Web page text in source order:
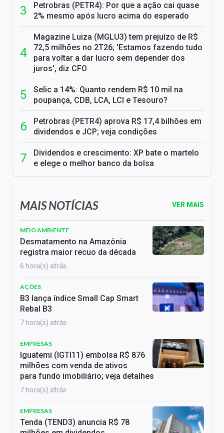
Petrobras (PETR4): Por que a ação cai quase
2% mesmo após lucro acima do esperado
Magazine Luiza (MGLU3) tem prejuízo de R$
72,5 milhões no 2T26; 'Estamos fazendo tudo
para voltar a dar lucro sem depender dos
juros', diz CFO
Selic a 14%: Quanto rendem R$ 10 mil na
poupança, CDB, LCA, LCI e Tesouro?
Petrobras (PETR4) aprova R$ 17,4 bilhões em
dividendos e JCP; veja condições
Dividendos e crescimento: XP bate o martelo
e elege o melhor banco da bolsa
MAIS NOTÍCIAS VER MAIS
MEIO AMBIENTE
Desmatamento na Amazônia
registra maior recuo da década
6 hora(s) atrás
AÇÕES
B3 lança índice Small Cap Smart
Rebal B3
7 hora(s) atrás
EMPRESAS
Iguatemi (IGTI11) embolsa R$ 876
milhões com venda de ativos
para fundo imobiliário; veja detalhes
7 hora(s) atrás
EMPRESAS
Tenda (TEND3) anuncia R$ 78